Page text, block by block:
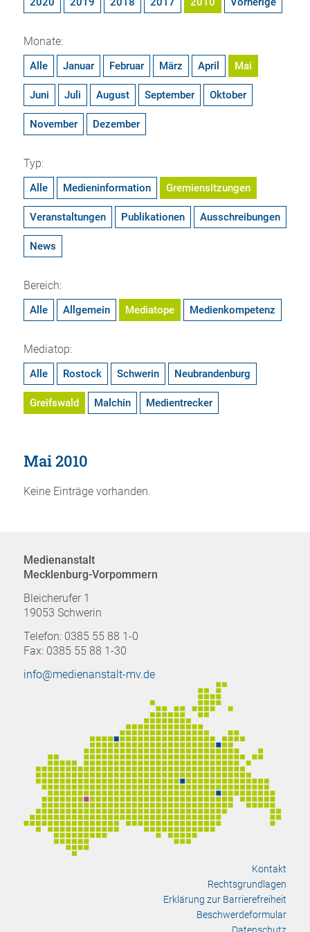
Monate:
Alle Januar Februar März April Mai
Juni Juli August September Oktober
November Dezember
Typ:
Alle Medieninformation Gremiensitzungen
Veranstaltungen Publikationen Ausschreibungen
News
Bereich:
Alle Allgemein Mediatope Medienkompetenz
Mediatop:
Alle Rostock Schwerin Neubrandenburg
Greifswald Malchin Medientrecker
Mai 2010
Keine Einträge vorhanden.
Medienanstalt
Mecklenburg-Vorpommern
Bleicherufer 1
19053 Schwerin
Telefon: 0385 55 88 1-0
Fax: 0385 55 88 1-30
info@medienanstalt-mv.de
Kontakt
Rechtsgrundlagen
Erklärung zur Barrierefreiheit
Beschwerdeformular
Datenschutz